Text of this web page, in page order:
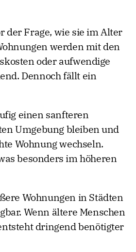
der Frage, wie sie im Alter
werden mit den
oder aufwendige
Dennoch fällt ein
einen sanfteren
Umgebung bleiben und
Wohnung wechseln.
besonders im höheren
Wohnungen in Städten
Wenn ältere Menschen
dringend benötigter